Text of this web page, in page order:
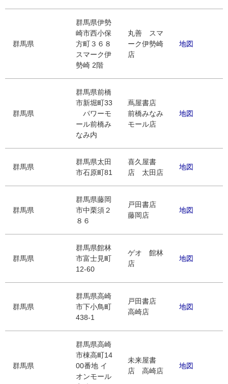
群馬県
群馬県伊勢
崎市西小保
方町３６８
スマーク伊
勢崎 2階
丸善 スマ
ーク伊勢崎
店
地図
群馬県
群馬県前橋
市新堀町33
パワーモ
ール前橋み
なみ内
蔦屋書店
前橋みなみ
モール店
地図
群馬県
群馬県太田
市石原町81
喜久屋書
店 太田店
地図
群馬県
群馬県藤岡
市中栗須２
８６
戸田書店
藤岡店
地図
群馬県
群馬県館林
市富士見町
12-60
ゲオ 館林
店
地図
群馬県
群馬県高崎
市下小鳥町
438-1
戸田書店
高崎店
地図
群馬県
群馬県高崎
市棟高町14
00番地 イ
オンモール
未来屋書
店 高崎店
地図